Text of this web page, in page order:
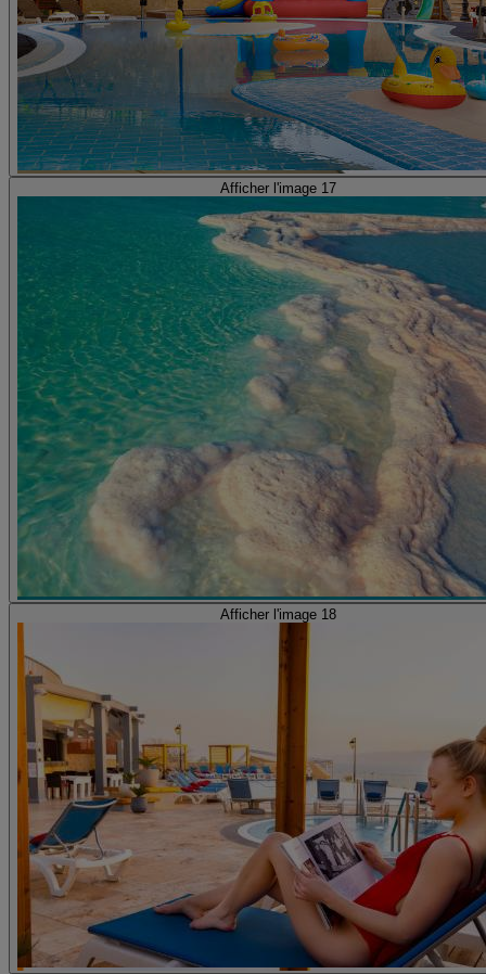
Afficher l'image 17
Afficher l'image 18